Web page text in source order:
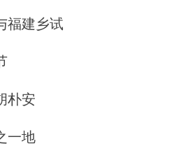
福建乡试
朴安
一地